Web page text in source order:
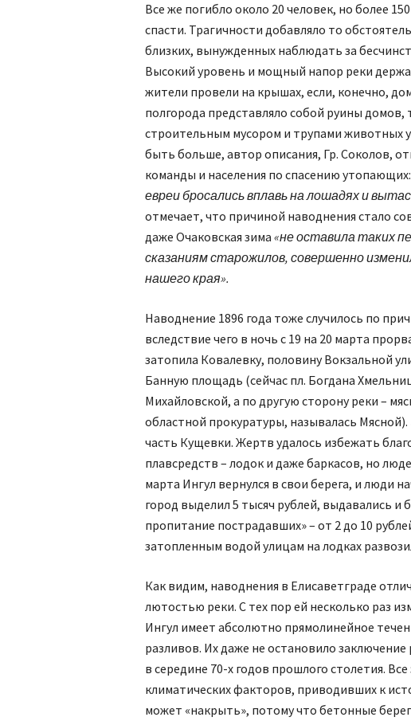
Все же погибло около 20 человек, но более
спасти. Трагичности добавляло то
близких, вынужденных наблюдать за
Высокий уровень и мощный напор реки
жители провели на крышах, если, конечно,
полгорода представляло собой руины домов,
строительным мусором и трупами животных
быть больше, автор описания, Гр. Соколов,
команды и населения по спасению утопающих:
евреи бросались вплавь на лошадях и
отмечает, что причиной наводнения стало
даже Очаковская зима «не оставила таких
сказаниям старожилов, совершенно
нашего края».
Наводнение 1896 года тоже случилось по
вследствие чего в ночь с 19 на 20 марта
затопила Ковалевку, половину Вокзальной
Банную площадь (сейчас пл. Богдана
Михайловской, а по другую сторону реки –
областной прокуратуры, называлась
часть Кущевки. Жертв удалось избежать
плавсредств – лодок и даже баркасов, но
марта Ингул вернулся в свои берега, и люди
город выделил 5 тысяч рублей, выдавались и
пропитание пострадавших» – от 2 до 10
затопленным водой улицам на лодках
Как видим, наводнения в Елисаветграде
лютостью реки. С тех пор ей несколько раз
Ингул имеет абсолютно прямолинейное
разливов. Их даже не остановило
в середине 70-х годов прошлого столетия.
климатических факторов, приводивших к
может «накрыть», потому что бетонные